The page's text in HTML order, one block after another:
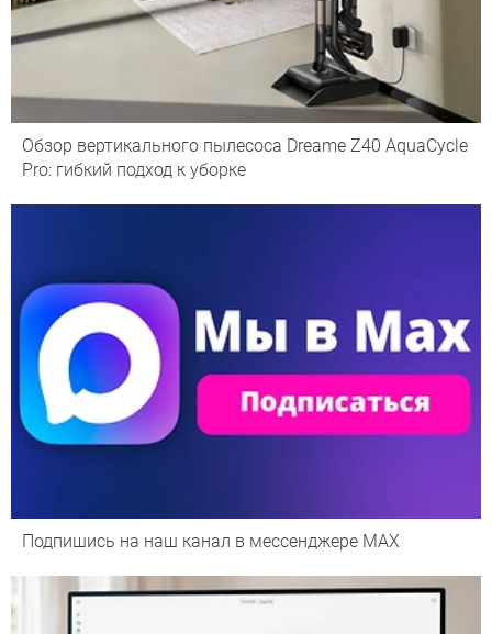
Обзор вертикального пылесоса Dreame Z40 AquaCycle
Pro: гибкий подход к уборке
Подпишись на наш канал в мессенджере МАХ